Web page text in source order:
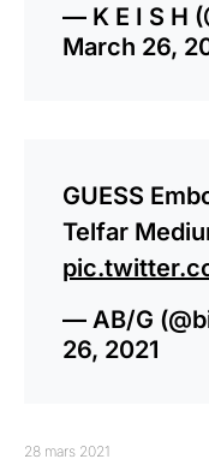
— K E I S H
March 26,
GUESS
Telfar
— AB/G
26, 2021
28 mars 2021